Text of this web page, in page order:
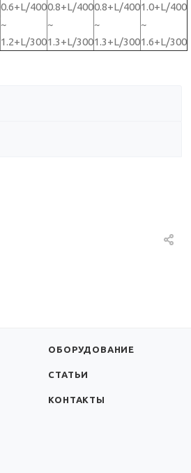
0.6+L/400
~
1.2+L/300
0.8+L/400
~
1.3+L/300
0.8+L/400
~
1.3+L/300
1.0+L/400
~
1.6+L/300
ОБОРУДОВАНИЕ
СТАТЬИ
КОНТАКТЫ